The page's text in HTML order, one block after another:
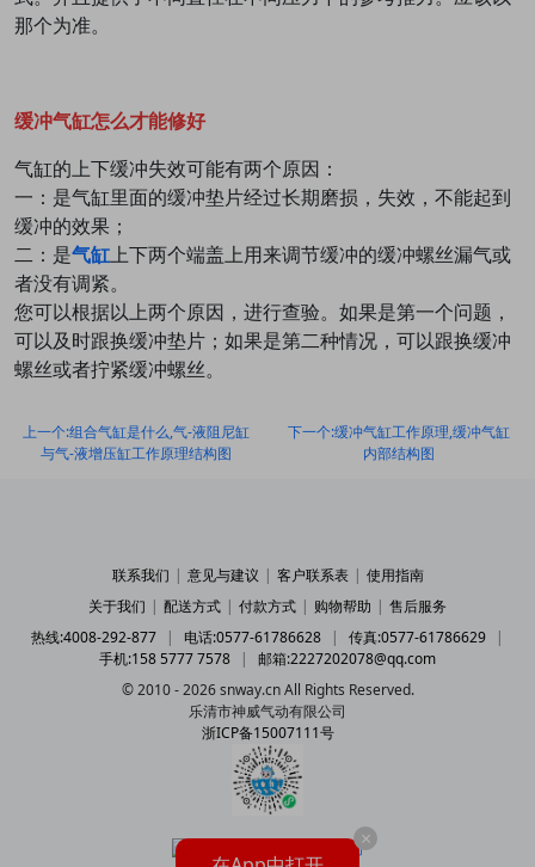
那个为准。
缓冲气缸怎么才能修好
气缸的上下缓冲失效可能有两个原因：
一：是气缸里面的缓冲垫片经过长期磨损，失效，不能起到
缓冲的效果；
二：是气缸上下两个端盖上用来调节缓冲的缓冲螺丝漏气或
者没有调紧。
您可以根据以上两个原因，进行查验。如果是第一个问题，
可以及时跟换缓冲垫片；如果是第二种情况，可以跟换缓冲
螺丝或者拧紧缓冲螺丝。
上一个:组合气缸是什么,气-液阻尼缸
与气-液增压缸工作原理结构图
下一个:缓冲气缸工作原理,缓冲气缸
内部结构图
联系我们 | 意见与建议 | 客户联系表 | 使用指南
关于我们 | 配送方式 | 付款方式 | 购物帮助 | 售后服务
热线:4008-292-877
| 电话:0577-61786628 | 传真:0577-61786629
|
手机:158 5777 7578
|
邮箱:2227202078@qq.com
© 2010 - 2026 snway.cn All Rights Reserved.
乐清市神威气动有限公司
浙ICP备15007111号
×